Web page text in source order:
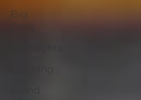
Big
Data